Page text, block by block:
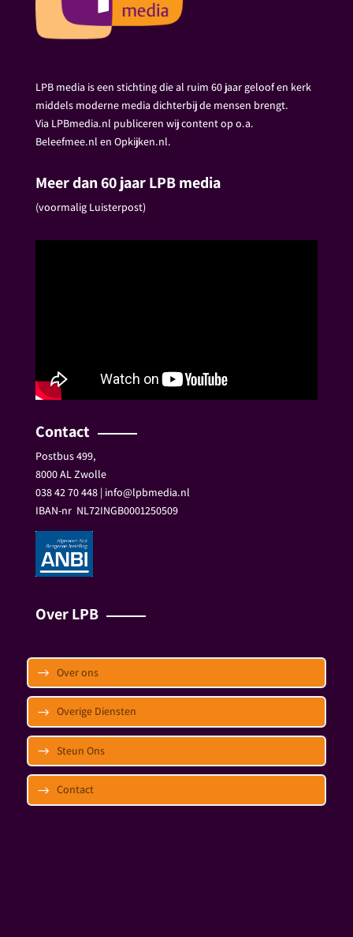
LPB media is een stichting die al ruim 60 jaar geloof en kerk
middels moderne media dichterbij de mensen brengt.
Via LPBmedia.nl publiceren wij content op o.a.
Beleefmee.nl en Opkijken.nl.
Meer dan 60 jaar LPB media
(voormalig Luisterpost)
Contact
Postbus 499,
8000 AL Zwolle
038 42 70 448 | info@lpbmedia.nl
IBAN-nr NL72INGB0001250509
Over LPB
Over ons
Overige Diensten
Steun Ons
Contact